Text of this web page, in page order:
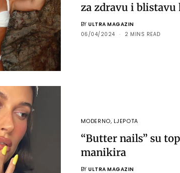
za zdravu i blistavu
BY ULTRA MAGAZIN
06/04/2024
2 MINS READ
MODERNO, LJEPOTA
“Butter nails” su
manikira
BY ULTRA MAGAZIN